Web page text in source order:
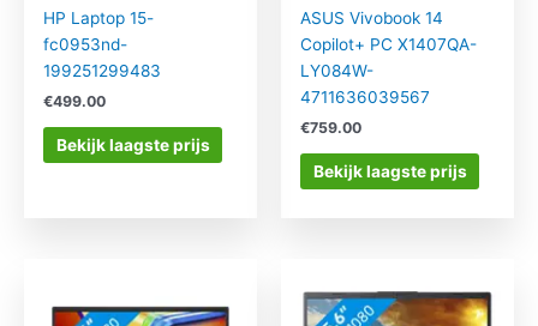
HP Laptop 15-
fc0953nd-
199251299483
€499.00
Bekijk laagste prijs
ASUS Vivobook 14
Copilot+ PC X1407QA-
LY084W-
4711636039567
€759.00
Bekijk laagste prijs